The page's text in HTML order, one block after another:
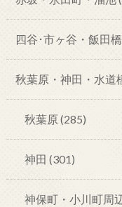
四谷･市ヶ谷・飯田橋
秋葉原・神田・水道
秋葉原 (285)
神田 (301)
神保町・小川町周